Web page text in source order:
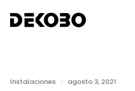
content
DEKOBO
Categories
Instalaciones
Posted
agosto 3, 2021